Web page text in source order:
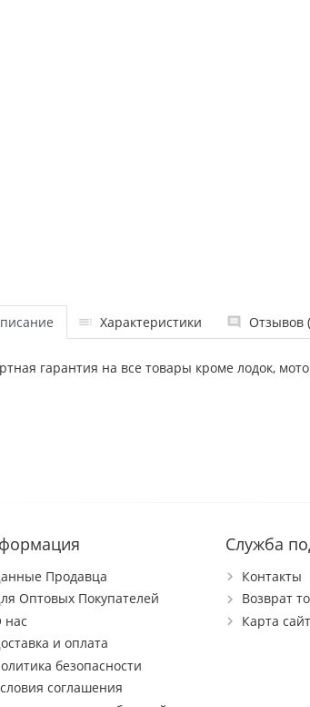
Характеристики Отзывов
гарантия на все товары кроме лодок,
Продавца
Оптовых Покупателей
нас
и оплата
безопасности
соглашения
Служба
Контакты
Возврат
Карта